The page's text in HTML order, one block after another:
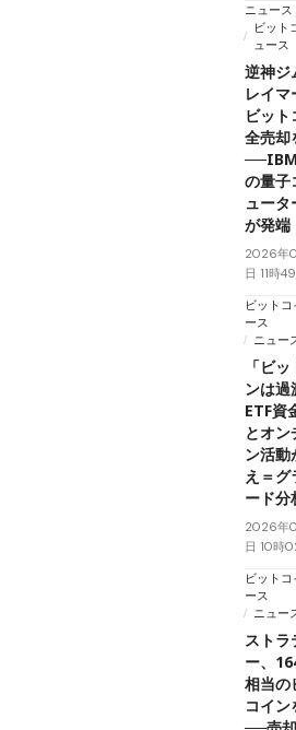
ニュース
ビット
ュース
逆神ジ
レイマ
ビット
全売却
の量子
ュータ
が発端
2026年
日 11時
ビット
ース
ニュー
「ビ
ンは過
ETF資
とオン
ン活動
え＝グ
ード分
2026年
日 10時
ビット
ース
ニュー
ストラ
ー、
相当の
コイン